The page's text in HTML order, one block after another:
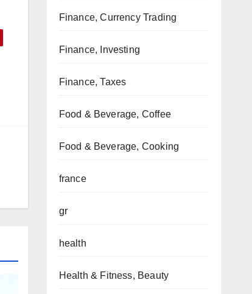
Finance, Currency Trading
Finance, Investing
Finance, Taxes
Food & Beverage, Coffee
Food & Beverage, Cooking
france
gr
health
Health & Fitness, Beauty